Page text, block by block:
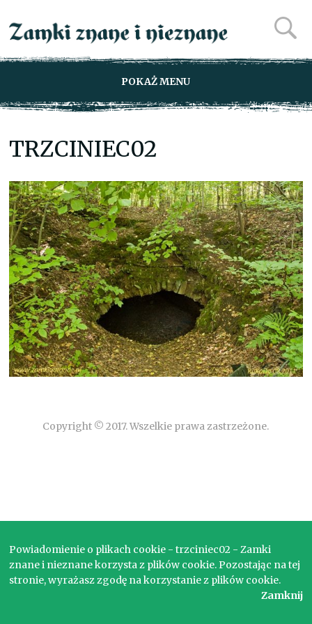
POKAŻ MENU
TRZCINIEC02
Copyright © 2017. Wszelkie prawa zastrzeżone.
Powiadomienie o plikach cookie - trzciniec02 - Zamki
znane i nieznane korzysta z plików cookie. Pozostając na tej
stronie, wyrażasz zgodę na korzystanie z plików cookie.
Zamknij